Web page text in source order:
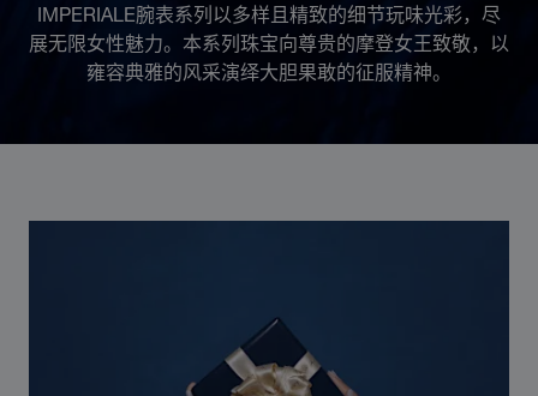
IMPERIALE腕表系列以多样且精致的细节玩味光彩，尽
展无限女性魅力。本系列珠宝向尊贵的摩登女王致敬，以
雍容典雅的风采演绎大胆果敢的征服精神。